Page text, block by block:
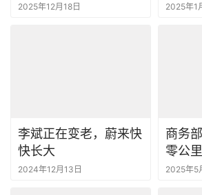
2025年12月18日 2025年1
李斌正在变老，蔚来快
快长大
2024年12月13日
商务
零公
2025年5